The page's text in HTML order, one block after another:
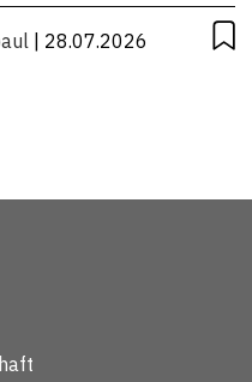
| 28.07.2026